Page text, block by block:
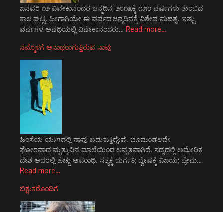
ಜನವರಿ ೧೨ ವಿವೇಕಾನಂದರ ಜನ್ಮದಿನ; ೨೦೧೩ಕ್ಕೆ ೧೫೦ ವರ್ಷಗಳು ತುಂಬಿದ
ಕಾಲ ಘಟ್ಟ. ಹೀಗಾಗಿಯೇ ಈ ವರ್ಷದ ಜನ್ಮದಿನಕ್ಕೆ ವಿಶೇಷ ಮಹತ್ವ. ಇಷ್ಟು
ವರ್ಷಗಳ ಅವಧಿಯಲ್ಲಿ ವಿವೇಕಾನಂದರು… Read more…
ನಮ್ಮೊಳಗೆ ಅನಾಥರಾಗುತ್ತಿರುವ ನಾವು
ಹಿಂಸೆಯ ಯುಗದಲ್ಲಿ ನಾವು ಬದುಕುತ್ತಿದ್ದೇವೆ. ಭೂಮಂಡಲವೇ
ಘೋರವಾದ ಮೃತ್ಯುವಿನ ಮಾಲೆಯಿಂದ ಆವೃತವಾಗಿದೆ. ಸದ್ಯದಲ್ಲಿ ಅಮೇರಿಕ
ದೇಶ ಅದರಲ್ಲಿ ಹೆಚ್ಚು ಅಪರಾಧಿ. ಸತ್ಯಕ್ಕೆ ದುರ್ಗತಿ; ದ್ವೇಷಕ್ಕೆ ವಿಜಯ; ಪ್ರೇಮ…
Read more…
ಬಿಕ್ಷುಕರೊಂದಿಗೆ